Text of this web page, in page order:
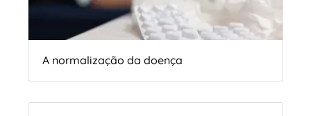
A normalização da doença